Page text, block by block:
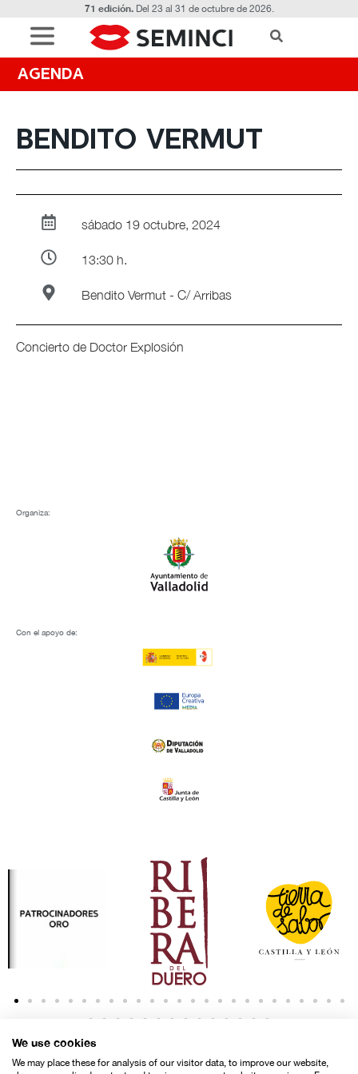
71 edición.Del 23 al 31 de octubre de 2026.
AGENDA
BENDITO VERMUT
sábado 19 octubre, 2024
13:30 h.
Bendito Vermut - C/ Arribas
Concierto de Doctor Explosión
Organiza:
Con el apoyo de:
We use cookies
We may place these for analysis of our visitor data, to improve our website,